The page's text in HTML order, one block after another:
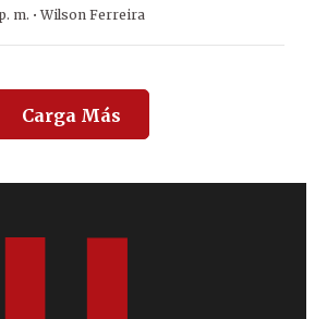
m. ·Wilson Ferreira
Carga Más